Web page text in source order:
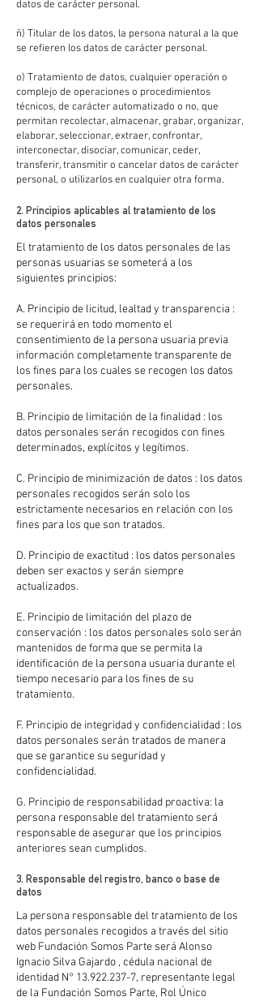
datos de carácter personal.
ñ) Titular de los datos, la persona natural a la que
se refieren los datos de carácter personal.
o) Tratamiento de datos, cualquier operación o
complejo de operaciones o procedimientos
técnicos, de carácter automatizado o no, que
permitan recolectar, almacenar, grabar, organizar,
elaborar, seleccionar, extraer, confrontar,
interconectar, disociar, comunicar, ceder,
transferir, transmitir o cancelar datos de carácter
personal, o utilizarlos en cualquier otra forma.
2. Principios aplicables al tratamiento de los
datos personales
El tratamiento de los datos personales de las
personas usuarias se someterá a los
siguientes principios:
A. Principio de licitud, lealtad y transparencia :
se requerirá en todo momento el
consentimiento de la persona usuaria previa
información completamente transparente de
los fines para los cuales se recogen los datos
personales.
B. Principio de limitación de la finalidad : los
datos personales serán recogidos con fines
determinados, explícitos y legítimos.
C. Principio de minimización de datos : los datos
personales recogidos serán solo los
estrictamente necesarios en relación con los
fines para los que son tratados.
D. Principio de exactitud : los datos personales
deben ser exactos y serán siempre
actualizados.
E. Principio de limitación del plazo de
conservación : los datos personales solo serán
mantenidos de forma que se permita la
identificación de la persona usuaria durante el
tiempo necesario para los fines de su
tratamiento.
F. Principio de integridad y confidencialidad : los
datos personales serán tratados de manera
que se garantice su seguridad y
confidencialidad.
G. Principio de responsabilidad proactiva: la
persona responsable del tratamiento será
responsable de asegurar que los principios
anteriores sean cumplidos.
3. Responsable del registro, banco o base de
datos
La persona responsable del tratamiento de los
datos personales recogidos a través del sitio
web Fundación Somos Parte será Alonso
Ignacio Silva Gajardo , cédula nacional de
identidad N° 13.922.237-7, representante legal
de la Fundación Somos Parte, Rol Único